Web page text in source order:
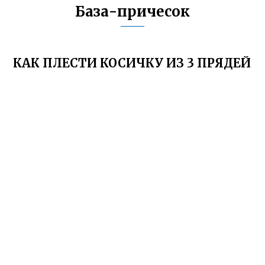
База-причесок
КАК ПЛЕСТИ КОСИЧКУ ИЗ 3 ПРЯДЕЙ